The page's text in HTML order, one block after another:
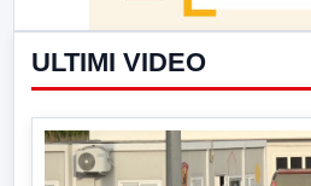
ULTIMI VIDEO